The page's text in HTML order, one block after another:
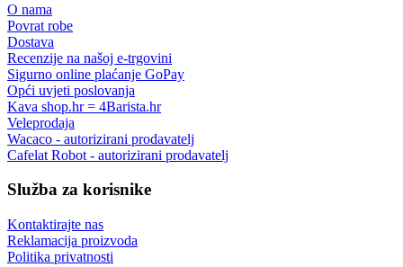
O nama
Povrat robe
Dostava
Recenzije na našoj e-trgovini
Sigurno online plaćanje GoPay
Opći uvjeti poslovanja
Kava shop.hr = 4Barista.hr
Veleprodaja
Wacaco - autorizirani prodavatelj
Cafelat Robot - autorizirani prodavatelj
Služba za korisnike
Kontaktirajte nas
Reklamacija proizvoda
Politika privatnosti